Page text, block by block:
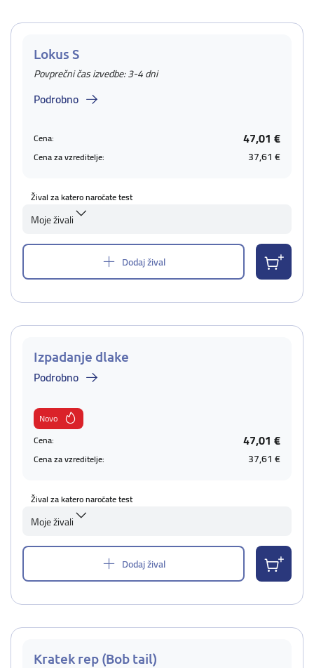
Lokus S
Povprečni čas izvedbe: 3-4 dni
Podrobno
Cena: 47,01 €
Cena za vzreditelje: 37,61 €
Žival za katero naročate test
Moje živali
Dodaj žival
Izpadanje dlake
Podrobno
Novo
Cena:
47,01 €
Cena za vzreditelje: 37,61 €
Žival za katero naročate test
Moje živali
Dodaj žival
Kratek rep (Bob tail)